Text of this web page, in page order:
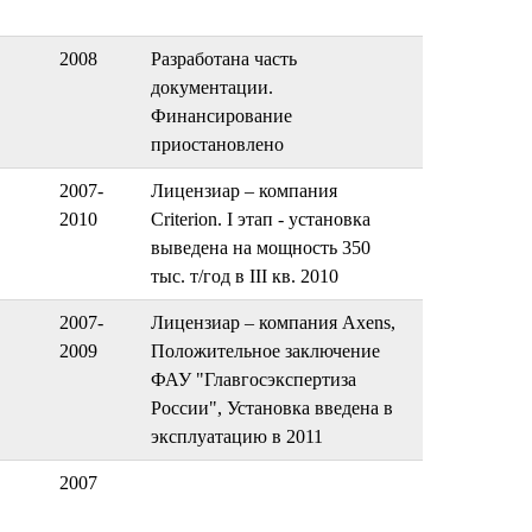
2008
Разработана часть
документации.
Финансирование
приостановлено
2007-
2010
Лицензиар – компания
Criterion. I этап - установка
выведена на мощность 350
тыс. т/год в III кв. 2010
2007-
2009
Лицензиар – компания Axens,
Положительное заключение
ФАУ "Главгосэкспертиза
России", Установка введена в
эксплуатацию в 2011
2007